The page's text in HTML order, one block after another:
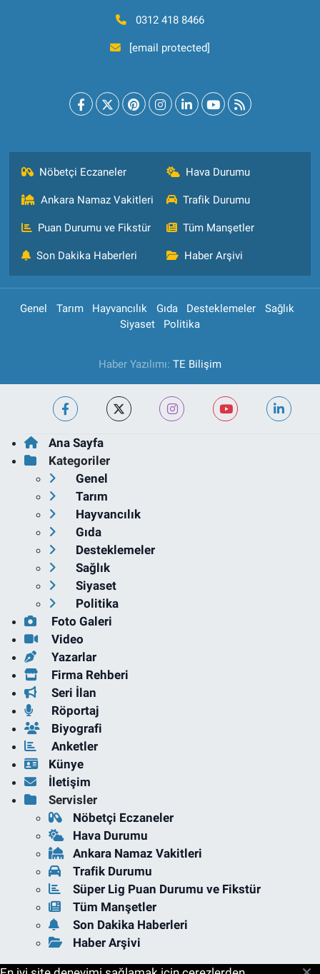
0312 418 8466
[email protected]
Nöbetçi Eczaneler Hava Durumu
Ankara Namaz Vakitleri Trafik Durumu
Puan Durumu ve Fikstür Tüm Manşetler
Son Dakika Haberleri Haber Arşivi
Genel Tarım Hayvancılık Gıda Desteklemeler
Sağlık
Siyaset
Politika
Haber Yazılımı: TE Bilişim
Ana Sayfa
Kategoriler
Genel
Tarım
Hayvancılık
Gıda
Desteklemeler
Sağlık
Siyaset
Politika
Foto Galeri
Video
Yazarlar
Firma Rehberi
Seri İlan
Röportaj
Biyografi
Anketler
Künye
İletişim
Servisler
Nöbetçi Eczaneler
Hava Durumu
Ankara Namaz Vakitleri
Trafik Durumu
Süper Lig Puan Durumu ve Fikstür
Tüm Manşetler
Son Dakika Haberleri
Haber Arşivi